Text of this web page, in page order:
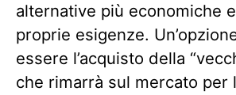
alternative più economiche
proprie esigenze.
essere l’acquisto della
che rimarrà sul mercato per